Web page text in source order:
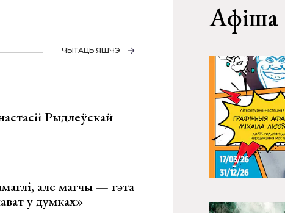
ЧЫТАЦЬ ЯШЧЭ
Рыдлеўскай
але магчы — гэта
у думках»
Афіша